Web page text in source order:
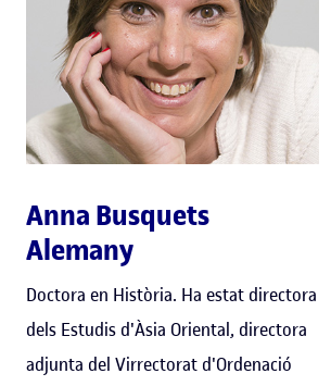
Anna Busquets
Alemany
Doctora en Història. Ha estat directora
dels Estudis d'Àsia Oriental, directora
adjunta del Virrectorat d'Ordenació